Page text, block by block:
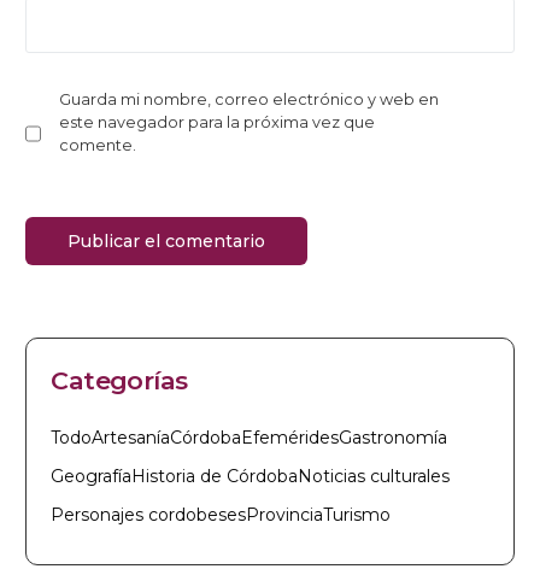
Guarda mi nombre, correo electrónico y web en
este navegador para la próxima vez que
comente.
Categorías
TodoArtesaníaCórdoba EfeméridesGastronomía
Geografía Historia de Córdoba Noticias culturales
Personajes cordobesesProvinciaTurismo